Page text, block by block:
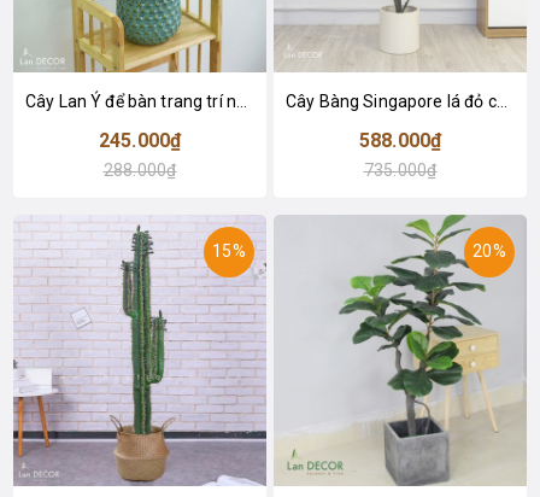
245.000₫
288.000₫
Cây Bàng Singapore lá đỏ cây giả trang trí Lan Decor (110cm) - LC2918-1
588.000₫
735.000₫
15% 20%